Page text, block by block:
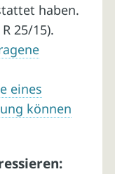
haben.
25/15).
eines
können